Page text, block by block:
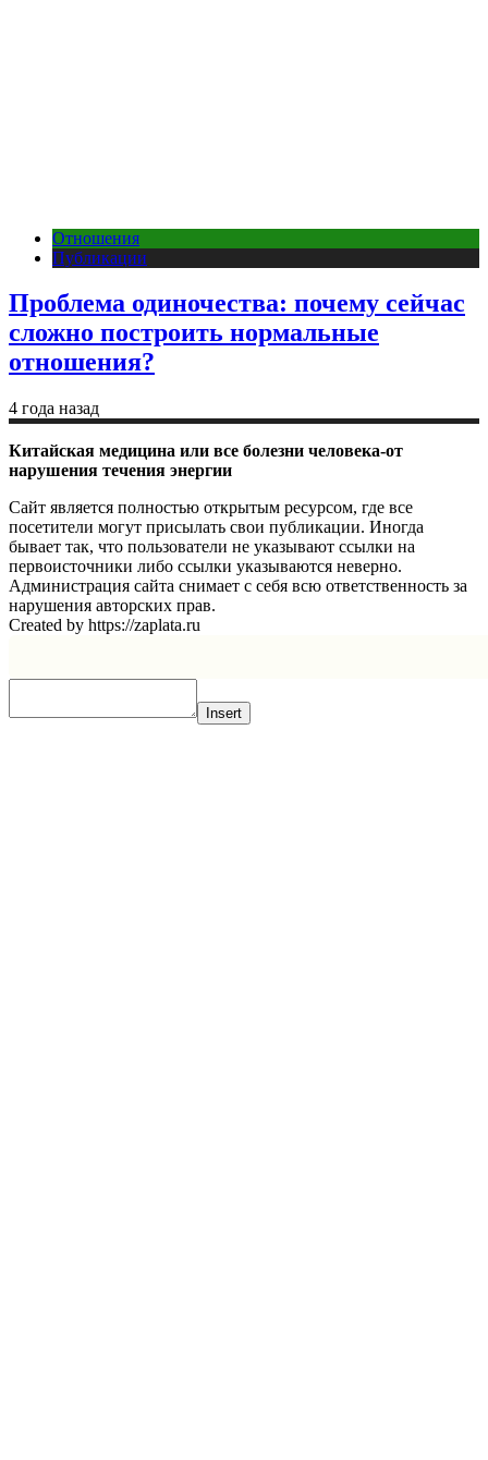
Отношения
Публикации
Проблема одиночества: почему сейчас
сложно построить нормальные
отношения?
4 года назад
Китайская медицина или все болезни человека-от
нарушения течения энергии
Сайт является полностью открытым ресурсом, где все
посетители могут присылать свои публикации. Иногда
бывает так, что пользователи не указывают ссылки на
первоисточники либо ссылки указываются неверно.
Администрация сайта снимает с себя всю ответственность за
нарушения авторских прав.
Created by https://zaplata.ru
Insert